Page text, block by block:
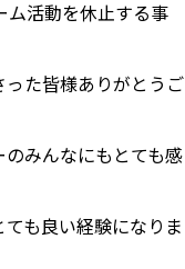
ム活動を休止する事
た皆様ありがとうご
みんなにもとても感
も良い経験になりま